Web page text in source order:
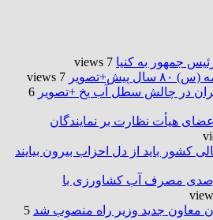
جمهور به کنیا 7 views
7 views
در چالش سطل آب یخ +تصویر 6
هیأت نظارت بر نمایندگان
کشور باید از دل احزاب بیرون بیایند
کاهش ۵۰ درصدی مصرف آب کشاورزی با
معاون جدید وزیر راه منصوب شد 5